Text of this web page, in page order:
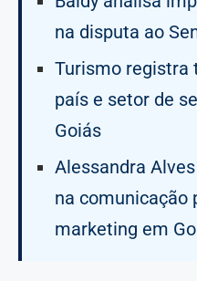
na disputa ao
Turismo registra
país e setor de
Goiás
Alessandra
na comunicação
marketing em